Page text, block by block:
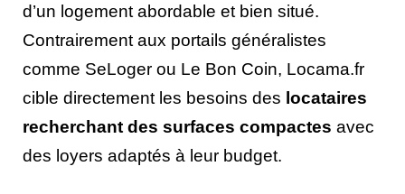
d’un logement abordable et bien situé.
Contrairement aux portails généralistes
comme SeLoger ou Le Bon Coin, Locama.fr
cible directement les besoins des locataires
recherchant des surfaces compactes avec
des loyers adaptés à leur budget.